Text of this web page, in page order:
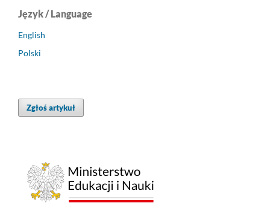
Język / Language
English
Polski
Zgłoś artykuł